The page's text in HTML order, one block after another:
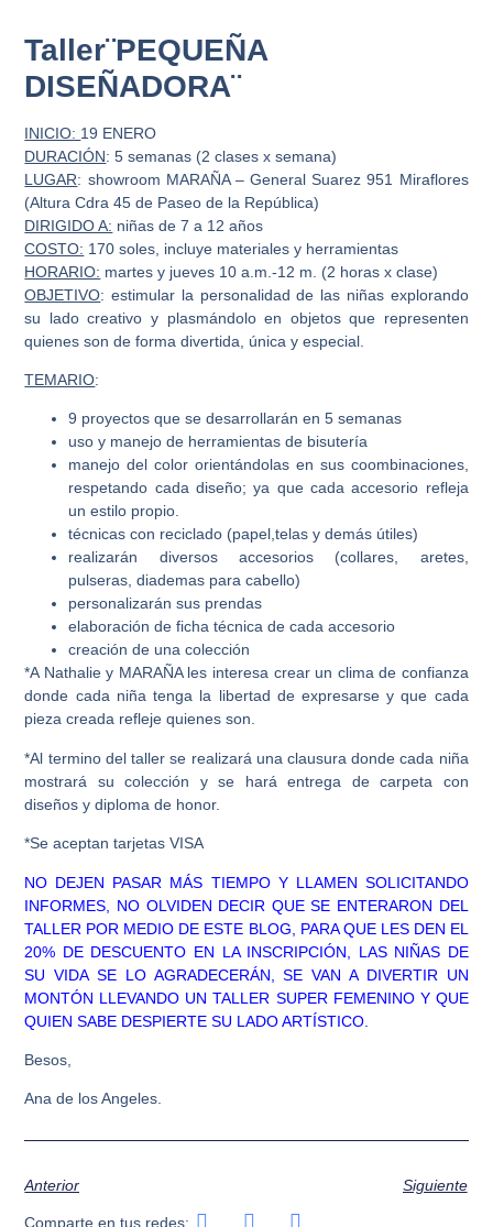
Taller¨PEQUEÑA
DISEÑADORA¨
INICIO: 19 ENERO
DURACIÓN: 5 semanas (2 clases x semana)
LUGAR: showroom MARAÑA – General Suarez 951 Miraflores
(Altura Cdra 45 de Paseo de la República)
DIRIGIDO A: niñas de 7 a 12 años
COSTO: 170 soles, incluye materiales y herramientas
HORARIO: martes y jueves 10 a.m.-12 m. (2 horas x clase)
OBJETIVO: estimular la personalidad de las niñas explorando
su lado creativo y plasmándolo en objetos que representen
quienes son de forma divertida, única y especial.
TEMARIO:
9 proyectos que se desarrollarán en 5 semanas
uso y manejo de herramientas de bisutería
manejo del color orientándolas en sus coombinaciones,
respetando cada diseño; ya que cada accesorio refleja
un estilo propio.
técnicas con reciclado (papel,telas y demás útiles)
realizarán diversos accesorios (collares, aretes,
pulseras, diademas para cabello)
personalizarán sus prendas
elaboración de ficha técnica de cada accesorio
creación de una colección
*A Nathalie y MARAÑA les interesa crear un clima de confianza
donde cada niña tenga la libertad de expresarse y que cada
pieza creada refleje quienes son.
*Al termino del taller se realizará una clausura donde cada niña
mostrará su colección y se hará entrega de carpeta con
diseños y diploma de honor.
*Se aceptan tarjetas VISA
NO DEJEN PASAR MÁS TIEMPO Y LLAMEN SOLICITANDO
INFORMES, NO OLVIDEN DECIR QUE SE ENTERARON DEL
TALLER POR MEDIO DE ESTE BLOG, PARA QUE LES DEN EL
20% DE DESCUENTO EN LA INSCRIPCIÓN, LAS NIÑAS DE
SU VIDA SE LO AGRADECERÁN, SE VAN A DIVERTIR UN
MONTÓN LLEVANDO UN TALLER SUPER FEMENINO Y QUE
QUIEN SABE DESPIERTE SU LADO ARTÍSTICO.
Besos,
Ana de los Angeles.
Anterior Siguiente
Comparte en tus redes: